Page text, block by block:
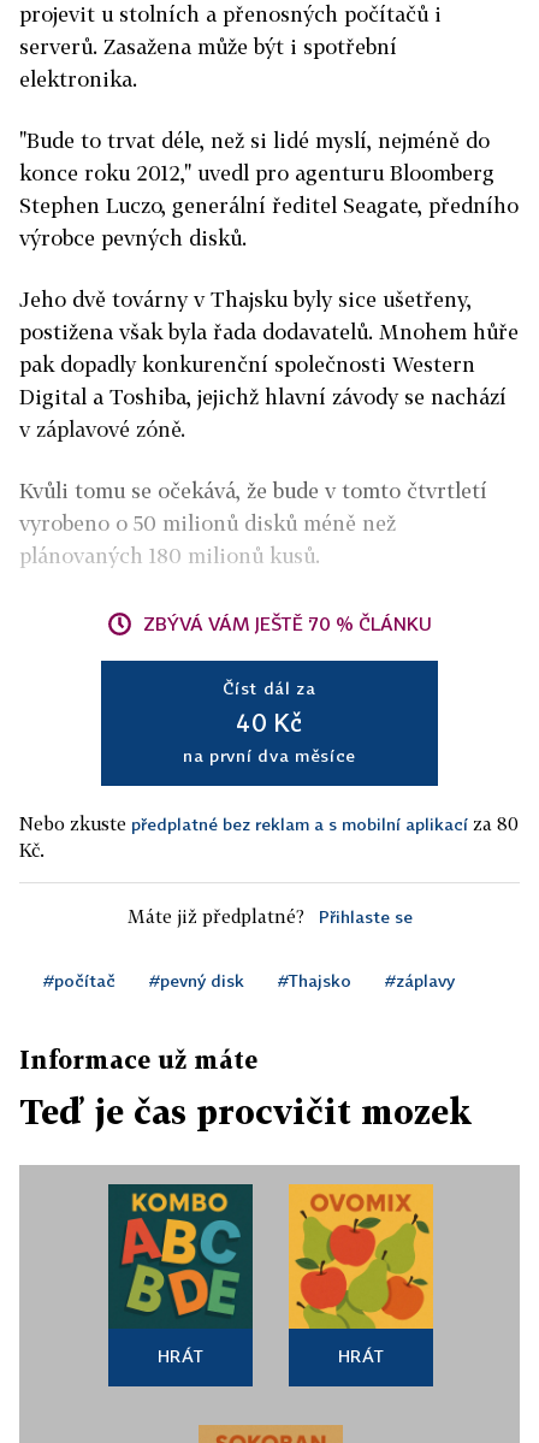
projevit u stolních a přenosných počítačů i
serverů. Zasažena může být i spotřební
elektronika.
"Bude to trvat déle, než si lidé myslí, nejméně do
konce roku 2012," uvedl pro agenturu Bloomberg
Stephen Luczo, generální ředitel Seagate, předního
výrobce pevných disků.
Jeho dvě továrny v Thajsku byly sice ušetřeny,
postižena však byla řada dodavatelů. Mnohem hůře
pak dopadly konkurenční společnosti Western
Digital a Toshiba, jejichž hlavní závody se nachází
v záplavové zóně.
Kvůli tomu se očekává, že bude v tomto čtvrtletí
vyrobeno o 50 milionů disků méně než
plánovaných 180 milionů kusů.
ZBÝVÁ VÁM JEŠTĚ 70 % ČLÁNKU
Číst dál za
40 Kč
na první dva měsíce
Nebo zkuste předplatné bez reklam a s mobilní aplikací za 80
Kč.
Máte již předplatné? Přihlaste se
#počítač #pevný disk #Thajsko #záplavy
Informace už máte
Teď je čas procvičit mozek
HRÁT HRÁT